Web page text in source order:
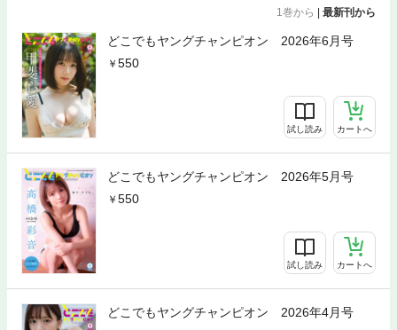
1巻から | 最新刊から
どこでもヤングチャンピオン 2026年6月号
550
試し読み カートへ
どこでもヤングチャンピオン 2026年5月号
550
試し読み カートへ
どこでもヤングチャンピオン 2026年4月号